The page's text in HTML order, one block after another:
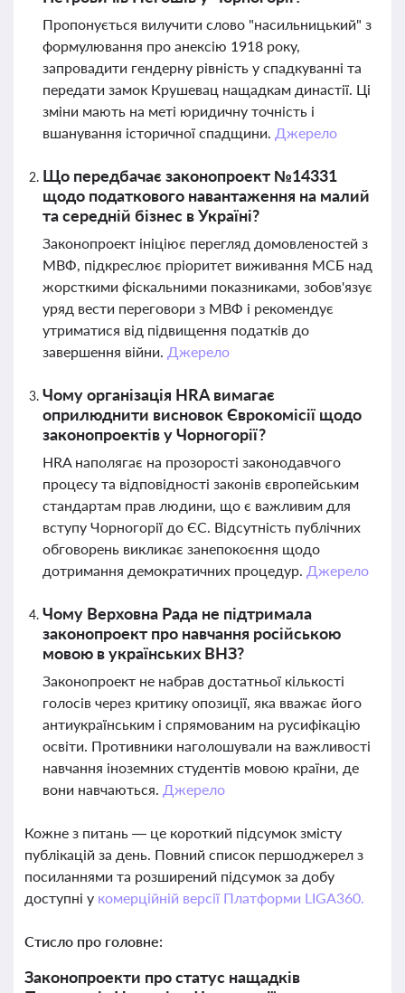
Пропонується вилучити слово "насильницький" з
формулювання про анексію 1918 року,
запровадити гендерну рівність у спадкуванні та
передати замок Крушевац нащадкам династії. Ці
зміни мають на меті юридичну точність і
вшанування історичної спадщини. Джерело
Що передбачає законопроект №14331
щодо податкового навантаження на малий
та середній бізнес в Україні?
Законопроект ініціює перегляд домовленостей з
МВФ, підкреслює пріоритет виживання МСБ над
жорсткими фіскальними показниками, зобов'язує
уряд вести переговори з МВФ і рекомендує
утриматися від підвищення податків до
завершення війни. Джерело
Чому організація HRA вимагає
оприлюднити висновок Єврокомісії щодо
законопроектів у Чорногорії?
HRA наполягає на прозорості законодавчого
процесу та відповідності законів європейським
стандартам прав людини, що є важливим для
вступу Чорногорії до ЄС. Відсутність публічних
обговорень викликає занепокоєння щодо
дотримання демократичних процедур. Джерело
Чому Верховна Рада не підтримала
законопроект про навчання російською
мовою в українських ВНЗ?
Законопроект не набрав достатньої кількості
голосів через критику опозиції, яка вважає його
антиукраїнським і спрямованим на русифікацію
освіти. Противники наголошували на важливості
навчання іноземних студентів мовою країни, де
вони навчаються. Джерело
Кожне з питань — це короткий підсумок змісту
публікацій за день. Повний список першоджерел з
посиланнями та розширений підсумок за добу
доступні у комерційній версії Платформи LIGA360.
Стисло про головне:
Законопроекти про статус нащадків